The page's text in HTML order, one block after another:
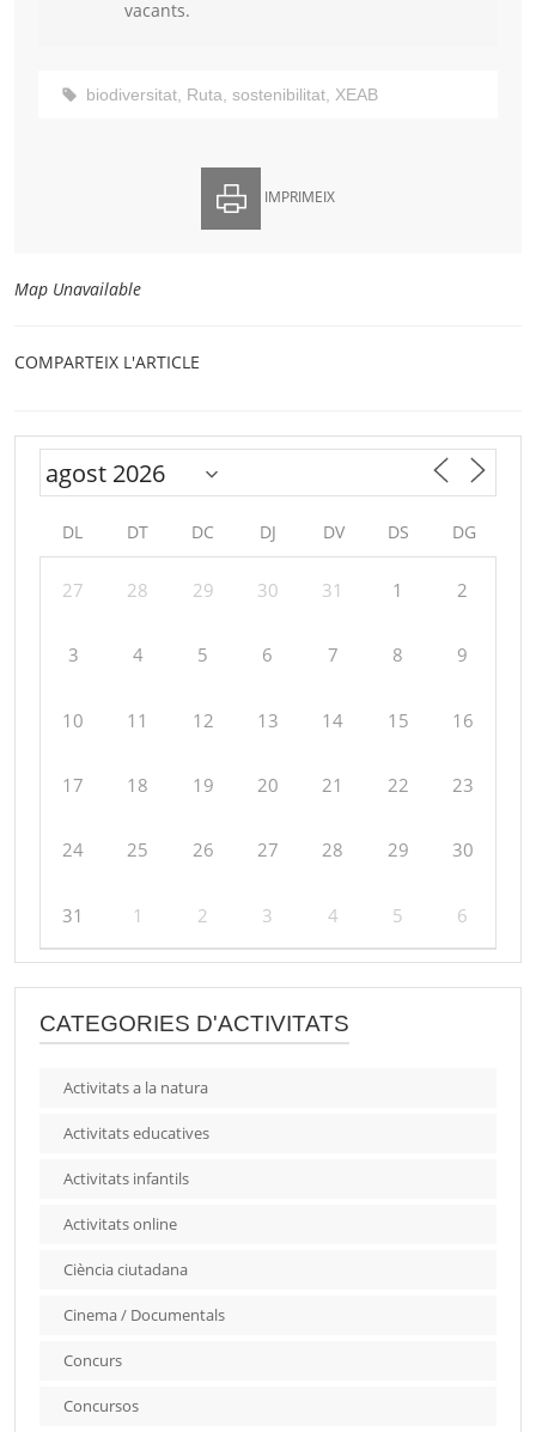
vacants.
biodiversitat Ruta sostenibilitat XEAB
IMPRIMEIX
Map Unavailable
COMPARTEIX L'ARTICLE
DL DT DC DJ DV DS DG
27 28 29 30 31 1 2
3 4 5 6 7 8 9
10 11 12 13 14 15 16
17 18 19 20 21 22 23
24 25 26 27 28 29 30
31 1 2 3 4 5 6
CATEGORIES D'ACTIVITATS
Activitats a la natura
Activitats educatives
Activitats infantils
Activitats online
Ciència ciutadana
Cinema / Documentals
Concurs
Concursos